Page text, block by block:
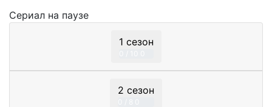
Сериал на паузе
1 сезон
2 сезон